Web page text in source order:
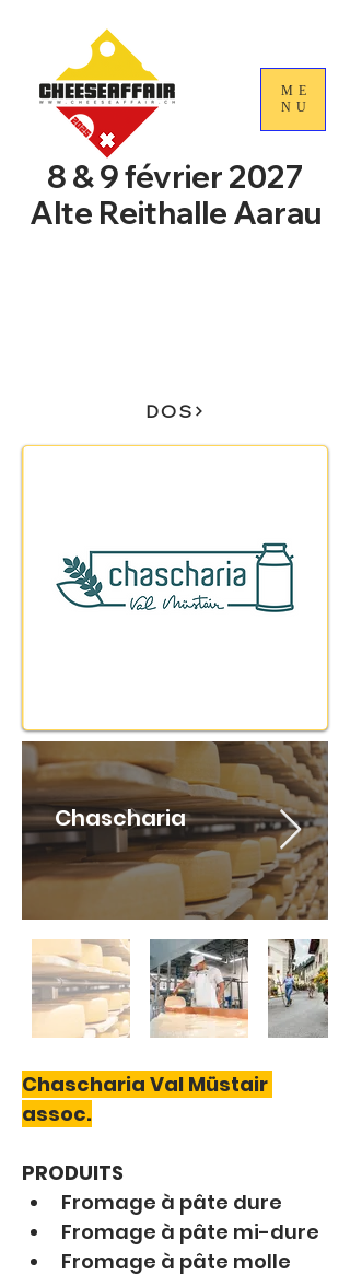
ME
NU
8 & 9 février 2027
Alte Reithalle Aarau
DOS
Chascharia
Chascharia Val Müstair
assoc.
PRODUITS
Fromage à pâte dure
Fromage à pâte mi-dure
Fromage à pâte molle